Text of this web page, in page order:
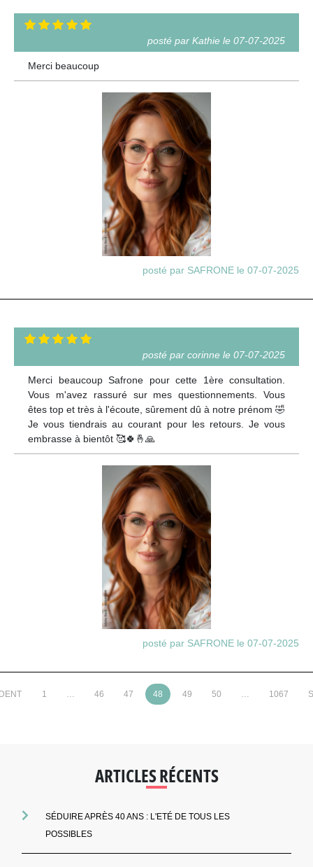
posté par Kathie le 07-07-2025
Merci beaucoup
posté par SAFRONE le 07-07-2025
posté par corinne le 07-07-2025
Merci beaucoup Safrone pour cette 1ère consultation.
Vous m'avez rassuré sur mes questionnements. Vous
êtes top et très à l'écoute, sûrement dû à notre prénom 🤣
Je vous tiendrais au courant pour les retours. Je vous
embrasse à bientôt 🥰🍀🤞🙏
posté par SAFRONE le 07-07-2025
1 46 47 48 49 50 1067
ARTICLES RÉCENTS
SÉDUIRE APRÈS 40 ANS : L'ETÉ DE TOUS LES
POSSIBLES